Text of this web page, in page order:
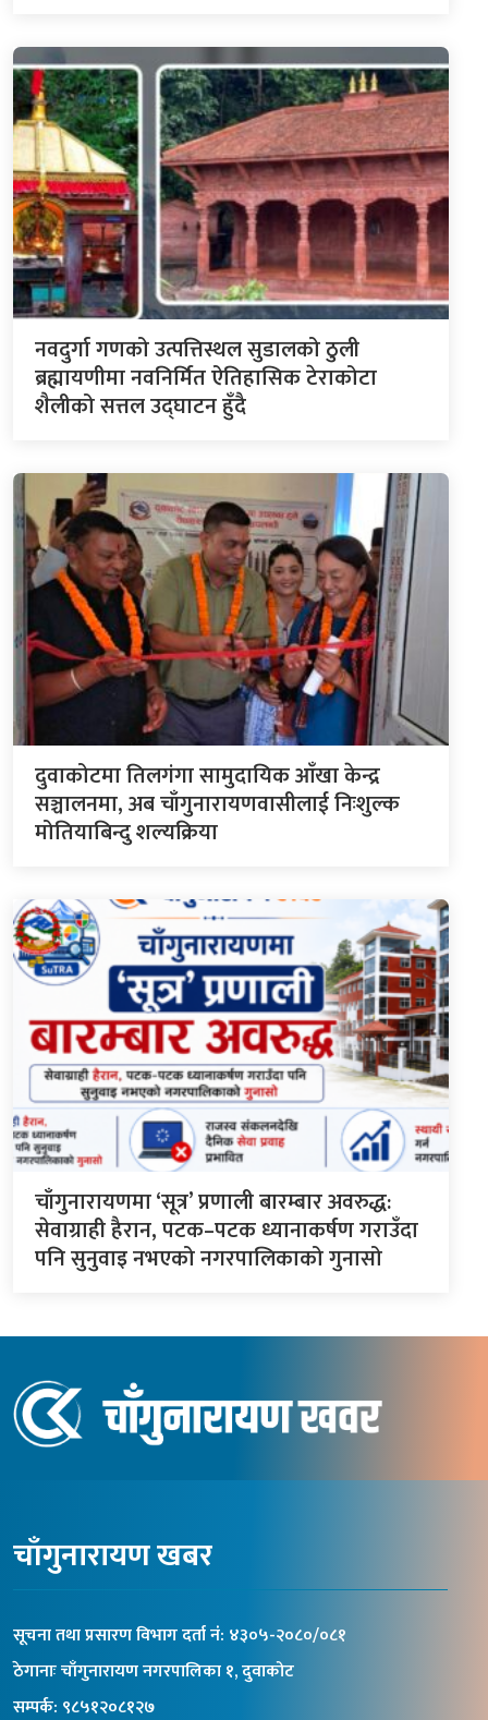
नवदुर्गा गणको उत्पत्तिस्थल सुडालको ठुली
ब्रह्मायणीमा नवनिर्मित ऐतिहासिक टेराकोटा
शैलीको सत्तल उद्घाटन हुँदै
दुवाकोटमा तिलगंगा सामुदायिक आँखा केन्द्र
सञ्चालनमा, अब चाँगुनारायणवासीलाई निःशुल्क
मोतियाबिन्दु शल्यक्रिया
चाँगुनारायणमा ‘सूत्र’ प्रणाली बारम्बार अवरुद्ध:
सेवाग्राही हैरान, पटक–पटक ध्यानाकर्षण गराउँदा
पनि सुनुवाइ नभएको नगरपालिकाको गुनासो
चाँगुनारायण खबर
सूचना तथा प्रसारण विभाग दर्ता नंं: ४३०५-२०८०/०८१
ठेगानाः चाँगुनारायण नगरपालिका १, दुवाकोट
सम्पर्क: ९८५१२०८१२७